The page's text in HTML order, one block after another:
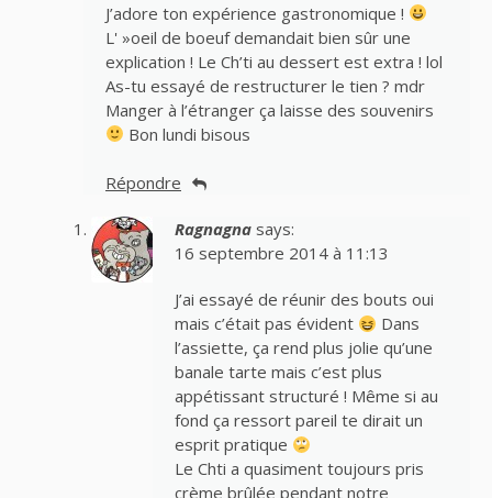
J’adore ton expérience gastronomique !
L' »oeil de boeuf demandait bien sûr une
explication ! Le Ch’ti au dessert est extra ! lol
As-tu essayé de restructurer le tien ? mdr
Manger à l’étranger ça laisse des souvenirs
Bon lundi bisous
Répondre
Ragnagna says:
16 septembre 2014 à 11:13
J’ai essayé de réunir des bouts oui
mais c’était pas évident
Dans
l’assiette, ça rend plus jolie qu’une
banale tarte mais c’est plus
appétissant structuré ! Même si au
fond ça ressort pareil te dirait un
esprit pratique
Le Chti a quasiment toujours pris
crème brûlée pendant notre